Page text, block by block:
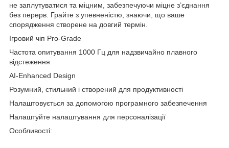
не заплутуватися та міцним, забезпечуючи міцне з’єднання
без перерв. Грайте з упевненістю, знаючи, що ваше
спорядження створене на довгий термін.
Ігровий чіп Pro-Grade
Частота опитування 1000 Гц для надзвичайно плавного
відстеження
AI-Enhanced Design
Розумний, стильний і створений для продуктивності
Налаштовується за допомогою програмного забезпечення
Налаштуйте налаштування для персоналізації
Особливості: